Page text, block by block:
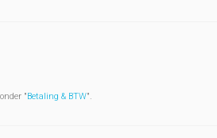
"Betaling & BTW".